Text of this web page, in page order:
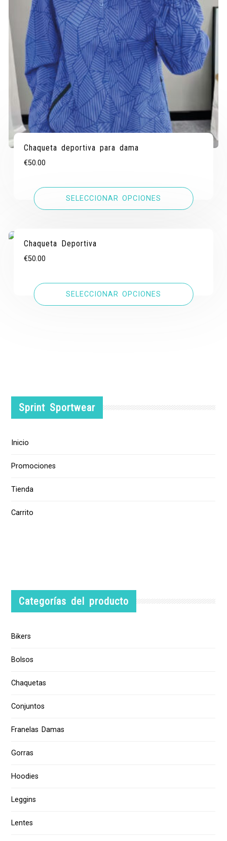
Chaqueta deportiva para dama
€50.00
SELECCIONAR OPCIONES
Chaqueta Deportiva
€50.00
SELECCIONAR OPCIONES
Sprint Sportwear
Inicio
Promociones
Tienda
Carrito
Categorías del producto
Bikers
Bolsos
Chaquetas
Conjuntos
Franelas Damas
Gorras
Hoodies
Leggins
Lentes